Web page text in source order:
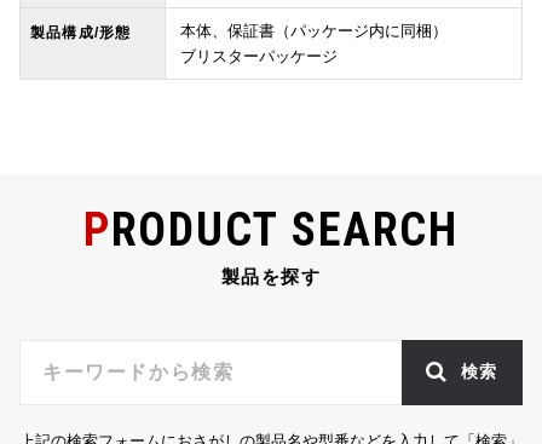
製品構成/形態
本体、保証書（パッケージ内に同梱）
ブリスターパッケージ
PRODUCT SEARCH
製品を探す
検索